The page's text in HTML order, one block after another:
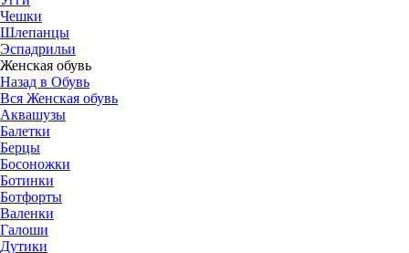
Чешки
Шлепанцы
Эспадрильи
Женская обувь
Назад в Обувь
Вся Женская обувь
Аквашузы
Балетки
Берцы
Босоножки
Ботинки
Ботфорты
Валенки
Галоши
Дутики